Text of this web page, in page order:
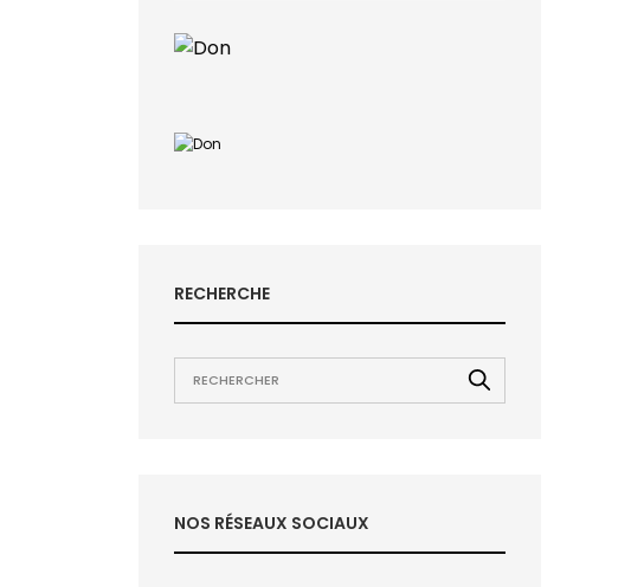
RECHERCHE
NOS RÉSEAUX SOCIAUX